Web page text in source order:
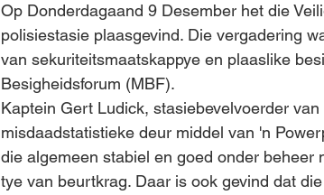
Op Donderdagaand 9 Desember het die
polisiestasie plaasgevind. Die vergadering
van sekuriteitsmaatskappye en plaaslike
Besigheidsforum (MBF).
Kaptein Gert Ludick, stasiebevelvoerder
misdaadstatistieke deur middel van 'n
die algemeen stabiel en goed onder
tye van beurtkrag. Daar is ook gevind dat